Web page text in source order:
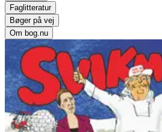
Faglitteratur
Bøger på vej
Om bog.nu